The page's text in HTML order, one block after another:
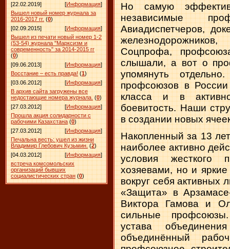
[22.02.2019] [Информация]
Вышел новый номер журнала за
2016-2017 гг. (0)
[02.09.2015]
[Информация]
Вышел из печати новый номер 1-2
(53-54) журнала "Марксизм и
современность" за 2014-2015 гг
(0)
[09.06.2013]
[Информация]
Восстание – есть правда! (1)
[03.06.2012]
[Информация]
В архив сайта загружены все
недостающие номера журнала. (0)
[27.03.2012]
[Информация]
Прошла акция солидарности с
рабочими Казахстана (0)
[27.03.2012]
[Информация]
Печальна весть: ушел из жизни
Владимир Глебович Кузьмин. (2)
[04.03.2012]
[Информация]
встреча комсомольских
организаций бывших
социалистических стран (0)
Но самую
независимые
Авиадиспетчеров,
Соцпрофа,
слышали, а вот о
упомянуть
профсоюзов в
класса и в
боевитость. Наши
в создании новых
Накопленный за 13
наиболее активно
условия жесткого
хозяевами, но и
вокруг себя
«Защита» в
Виктора Гамова и
сильные
устава
объединённый